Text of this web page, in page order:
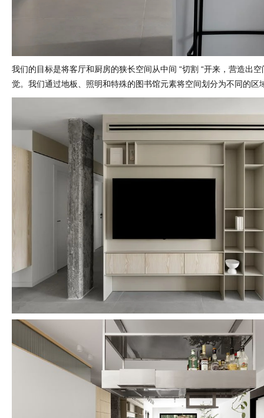
我们的目标是将客厅和厨房的狭长空间从中间 “切割 “开来，营造出
觉。我们通过地板、照明和特殊的图书馆元素将空间划分为不同的区